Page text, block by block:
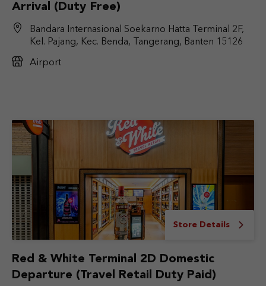
Arrival (Duty Free)
Bandara Internasional Soekarno Hatta Terminal 2F,
Kel. Pajang, Kec. Benda, Tangerang, Banten 15126
Airport
Store Details
Red & White Terminal 2D Domestic
Departure (Travel Retail Duty Paid)